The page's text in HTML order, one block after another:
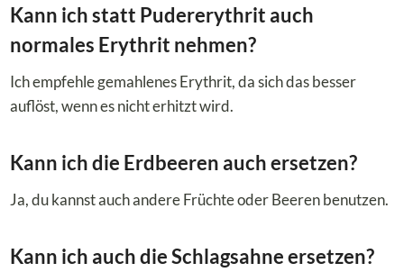
Kann ich statt Pudererythrit auch
normales Erythrit nehmen?
Ich empfehle gemahlenes Erythrit, da sich das besser
auflöst, wenn es nicht erhitzt wird.
Kann ich die Erdbeeren auch ersetzen?
Ja, du kannst auch andere Früchte oder Beeren benutzen.
Kann ich auch die Schlagsahne ersetzen?